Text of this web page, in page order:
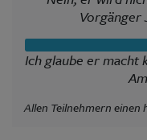
Vorgänger
Ich glaube er macht
Allen Teilnehmern einen